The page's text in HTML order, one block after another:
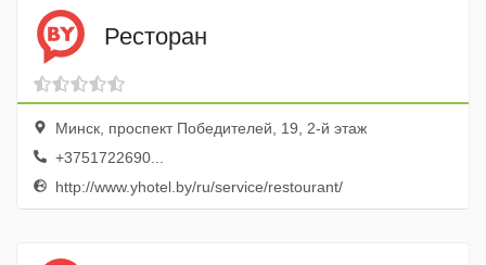
Ресторан
Минск, проспект Победителей, 19, 2-й этаж
+3751722690...
http://www.yhotel.by/ru/service/restourant/